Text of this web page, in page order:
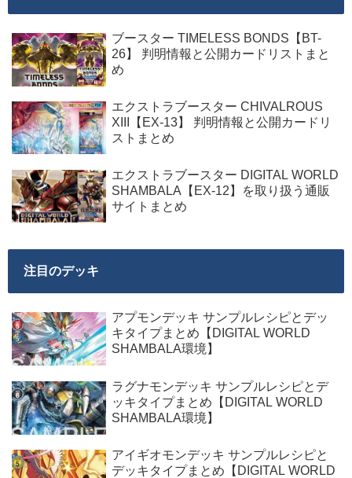
ブースター TIMELESS BONDS【BT-
26】 判明情報と公開カードリストまと
め
エクストラブースター CHIVALROUS
XIII【EX-13】 判明情報と公開カードリ
ストまとめ
エクストラブースター DIGITAL WORLD
SHAMBALA【EX-12】を取り扱う通販
サイトまとめ
注目のデッキ
アプモンデッキ サンプルレシピとデッ
キタイプまとめ【DIGITAL WORLD
SHAMBALA環境】
ラグナモンデッキ サンプルレシピとデ
ッキタイプまとめ【DIGITAL WORLD
SHAMBALA環境】
アイギオモンデッキ サンプルレシピと
デッキタイプまとめ【DIGITAL WORLD